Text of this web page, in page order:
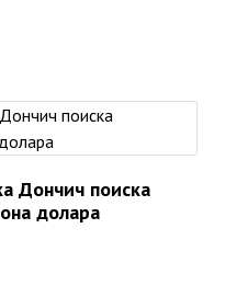
Дончич поиска
долара